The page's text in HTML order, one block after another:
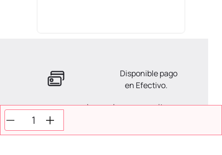
Disponible pago
en Efectivo.
La ayuda que necesitas